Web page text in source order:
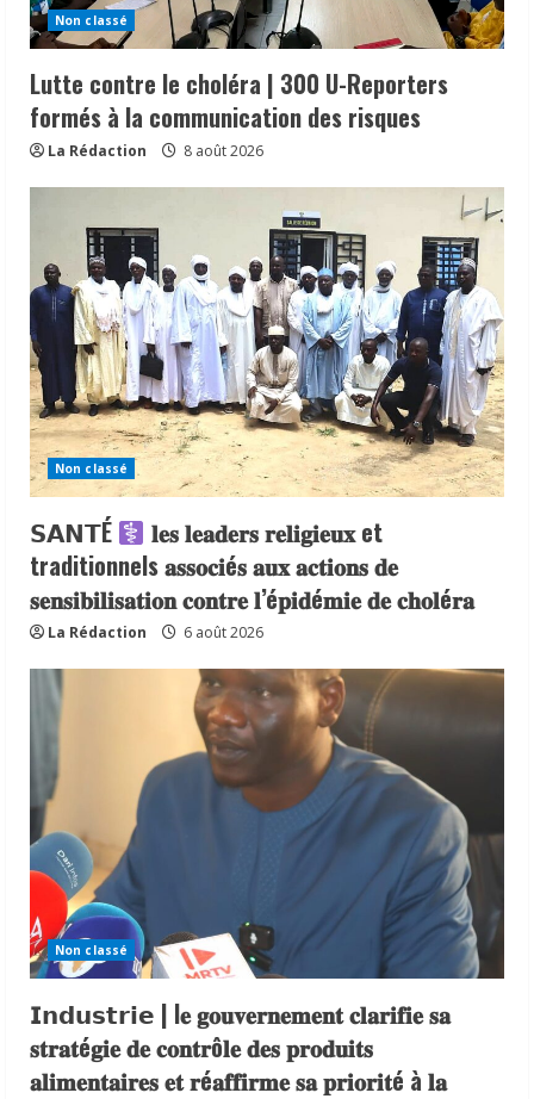
Non classé
Lutte contre le choléra | 300 U-Reporters
formés à la communication des risques
La Rédaction 8 août 2026
Non classé
𝗦𝗔𝗡𝗧É
𝐥𝐞𝐬 𝐥𝐞𝐚𝐝𝐞𝐫𝐬 𝐫𝐞𝐥𝐢𝐠𝐢𝐞𝐮𝐱 et
traditionnels 𝐚𝐬𝐬𝐨𝐜𝐢é𝐬 𝐚𝐮𝐱 𝐚𝐜𝐭𝐢𝐨𝐧𝐬 𝐝𝐞
𝐬𝐞𝐧𝐬𝐢𝐛𝐢𝐥𝐢𝐬𝐚𝐭𝐢𝐨𝐧 𝐜𝐨𝐧𝐭𝐫𝐞 𝐥’é𝐩𝐢𝐝é𝐦𝐢𝐞 𝐝𝐞 𝐜𝐡𝐨𝐥é𝐫𝐚
La Rédaction 6 août 2026
Non classé
𝗜𝗻𝗱𝘂𝘀𝘁𝗿𝗶𝗲 | l𝐞 𝐠𝐨𝐮𝐯𝐞𝐫𝐧𝐞𝐦𝐞𝐧𝐭 𝐜𝐥𝐚𝐫𝐢𝐟𝐢𝐞 𝐬𝐚
𝐬𝐭𝐫𝐚𝐭é𝐠𝐢𝐞 𝐝𝐞 𝐜𝐨𝐧𝐭𝐫ô𝐥𝐞 𝐝𝐞𝐬 𝐩𝐫𝐨𝐝𝐮𝐢𝐭𝐬
𝐚𝐥𝐢𝐦𝐞𝐧𝐭𝐚𝐢𝐫𝐞𝐬 𝐞𝐭 𝐫é𝐚𝐟𝐟𝐢𝐫𝐦𝐞 𝐬𝐚 𝐩𝐫𝐢𝐨𝐫𝐢𝐭é à 𝐥𝐚